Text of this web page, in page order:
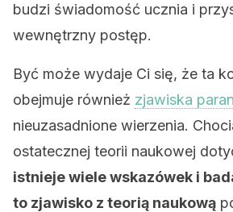
budzi świadomość ucznia i
wewnętrzny postęp.
Być może wydaje Ci się, że ta
obejmuje również zjawiska
nieuzasadnione wierzenia.
ostatecznej teorii naukowej
istnieje wiele wskazówek i
to zjawisko z teorią naukową